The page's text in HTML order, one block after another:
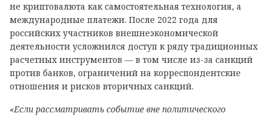
не криптовалюта как самостоятельная технология, а
международные платежи. После 2022 года для
российских участников внешнеэкономической
деятельности усложнился доступ к ряду традиционных
расчетных инструментов — в том числе из-за санкций
против банков, ограничений на корреспондентские
отношения и рисков вторичных санкций.
«Если рассматривать событие вне политического